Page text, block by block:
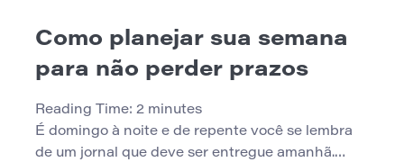
Como planejar sua semana
para não perder prazos
Reading Time: 2 minutes
É domingo à noite e de repente você se lembra
de um jornal que deve ser entregue amanhã.